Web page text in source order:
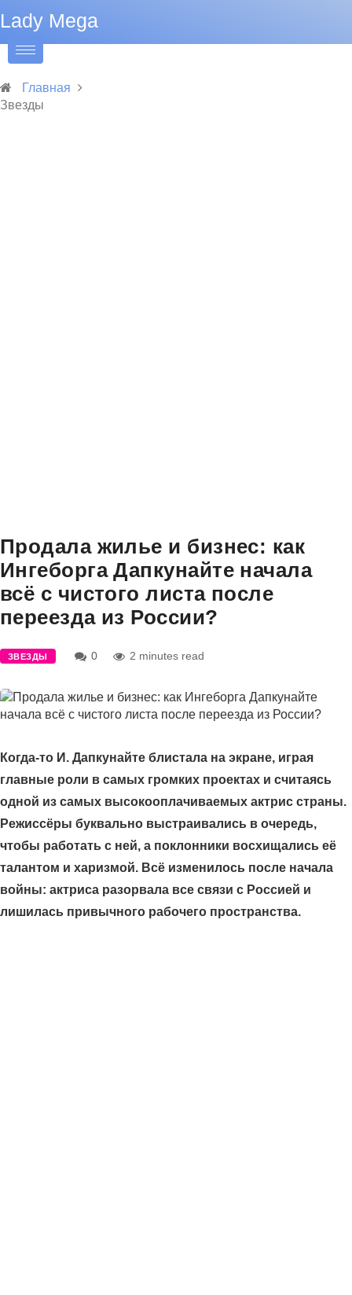
Lady Mega
Главная
Звезды
Продала жилье и бизнес: как
Ингеборга Дапкунайте начала
всё с чистого листа после
переезда из России?
ЗВЕЗДЫ 0 2 minutes read
Когда-то И. Дапкунайте блистала на экране, играя
главные роли в самых громких проектах и считаясь
одной из самых высокооплачиваемых актрис страны.
Режиссёры буквально выстраивались в очередь,
чтобы работать с ней, а поклонники восхищались её
талантом и харизмой. Всё изменилось после начала
войны: актриса разорвала все связи с Россией и
лишилась привычного рабочего пространства.